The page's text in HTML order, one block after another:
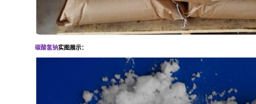
碳酸氢钠实图展示：